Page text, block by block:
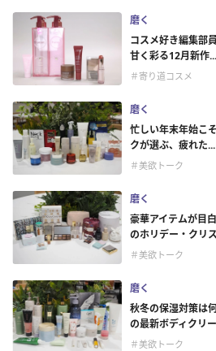
磨く
コスメ好き編集部
甘く彩る12月新作...
＃寄り道コスメ
磨く
忙しい年末年始こ
クが選ぶ、疲れた...
＃美欲トーク
磨く
豪華アイテムが目
のホリデー・クリ
＃美欲トーク
磨く
秋冬の保湿対策は
の最新ボディクリ
＃美欲トーク